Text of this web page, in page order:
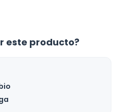
este producto?